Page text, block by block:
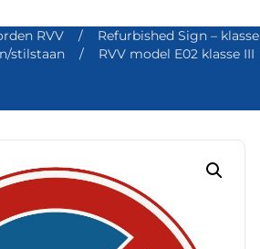
RVV /
Refurbished Sign – klasse
stilstaan /
RVV model E02 klasse III